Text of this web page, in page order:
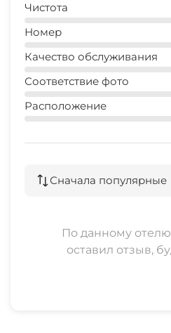
Пляж
Конференц-зал
Зеленый двор
Частный пляж
Удобства и номера
Чистота
Номер
Качество обслуживания
Соответствие фото
Расположение
Сначала популярные
По данному
оставил отзыв,